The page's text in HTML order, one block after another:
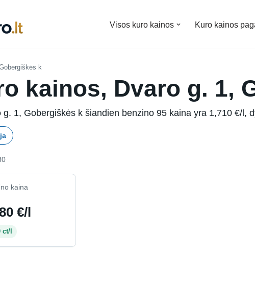
Visos kuro kainos Kuro kainos
k
kainos, Dvaro g. 1,
1, Gobergiškės k šiandien benzino 95 kaina yra 1,710 €/l,
kaina
€/l
ct/l